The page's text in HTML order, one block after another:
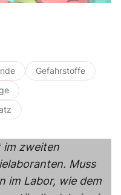
Gefahrstoffe
im zweiten
Muss
im Labor, wie dem